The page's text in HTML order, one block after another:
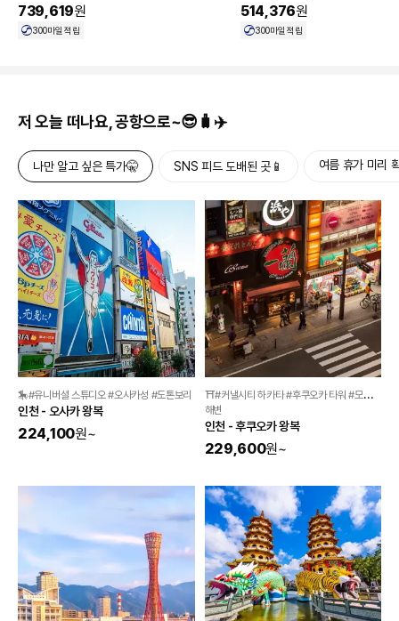
739,619원
300마일 적립
514,376원
300마일 적립
저 오늘 떠나요, 공항으로~😎🧳✈️
나만 알고 싶은 특가🤫 SNS 피드 도배된 곳📱 여름 휴가 미리
🎠#유니버셜 스튜디오 #오사카성 #도톤보리
인천 - 오사카 왕복
224,100원~
⛩️#커낼시티 하카타 #후쿠오카 타워 #모모치
해변
인천 - 후쿠오카 왕복
229,600원~